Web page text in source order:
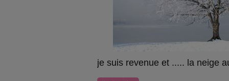
je suis revenue et ..... la neige